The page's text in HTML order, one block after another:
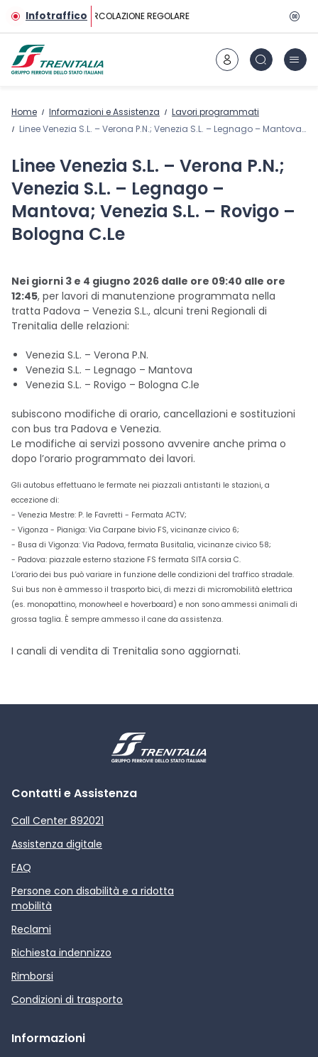
Vai al contenuto principale
InfotrafficoCIRCOLAZIONE REGOLARE
Home Informazioni e Assistenza
Lavori programmati
Linee Venezia S.L. – Verona P.N.; Venezia S.L. – Legnago – Mantova; Venezia S.L. – Rovigo – Bologna C.Le
Linee Venezia S.L. – Verona P.N.;
Venezia S.L. – Legnago –
Mantova; Venezia S.L. – Rovigo –
Bologna C.Le
Nei giorni 3 e 4 giugno 2026 dalle ore 09:40 alle ore
12:45, per lavori di manutenzione programmata nella
tratta Padova – Venezia S.L., alcuni treni Regionali di
Trenitalia delle relazioni:
Venezia S.L. – Verona P.N.
Venezia S.L. – Legnago – Mantova
Venezia S.L. – Rovigo – Bologna C.le
subiscono modifiche di orario, cancellazioni e sostituzioni
con bus tra Padova e Venezia.
Le modifiche ai servizi possono avvenire anche prima o
dopo l’orario programmato dei lavori.
Gli autobus effettuano le fermate nei piazzali antistanti le stazioni, a
eccezione di:
- Venezia Mestre: P. le Favretti - Fermata ACTV;
- Vigonza - Pianiga: Via Carpane bivio FS, vicinanze civico 6;
- Busa di Vigonza: Via Padova, fermata Busitalia, vicinanze civico 58;
- Padova: piazzale esterno stazione FS fermata SITA corsia C.
L’orario dei bus può variare in funzione delle condizioni del traffico stradale.
Sui bus non è ammesso il trasporto bici, di mezzi di micromobilità elettrica
(es. monopattino, monowheel e hoverboard) e non sono ammessi animali di
grossa taglia. È sempre ammesso il cane da assistenza.
I canali di vendita di Trenitalia sono aggiornati.
Contatti e Assistenza
Call Center 892021
Assistenza digitale
FAQ
Persone con disabilità e a ridotta
mobilità
Reclami
Richiesta indennizzo
Rimborsi
Condizioni di trasporto
Informazioni